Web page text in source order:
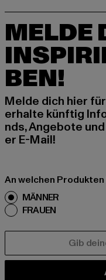
MELDE
BEN!
Melde dich hier
erhalte künftig
nds, Angebote
er E-Mail!
An welchen
MÄNNER
FRAUEN